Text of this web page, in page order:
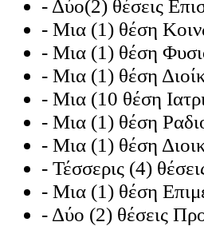
- Δύο(2) θέσεις
- Μια (1) θέση
- Μια (1) θέση
- Μια (1) θέση
- Μια (10 θέση
- Μια (1) θέση
- Μια (1) θέση
- Τέσσερις (4)
- Μια (1) θέση
- Δύο (2) θέσεις